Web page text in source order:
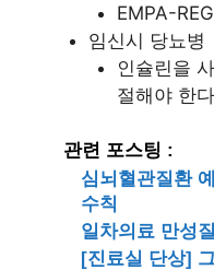
EMPA-
임신시 당뇨병
인슐린을
절해야 한
관련 포스팅 :
심뇌혈관질환
수칙
일차의료 만성
[진료실 단상]